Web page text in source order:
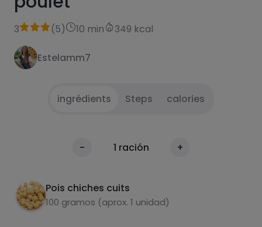
3 (5) 10 min 349 kcal
Estelamm7
ingrédients Steps calories
- 1 ración +
Pois chiches cuits
100 gramos (aprox. 1 unidad)
Préparez d'abord la saucisse et le poulet,
égouttez les pois chiches et ajoutez le tout